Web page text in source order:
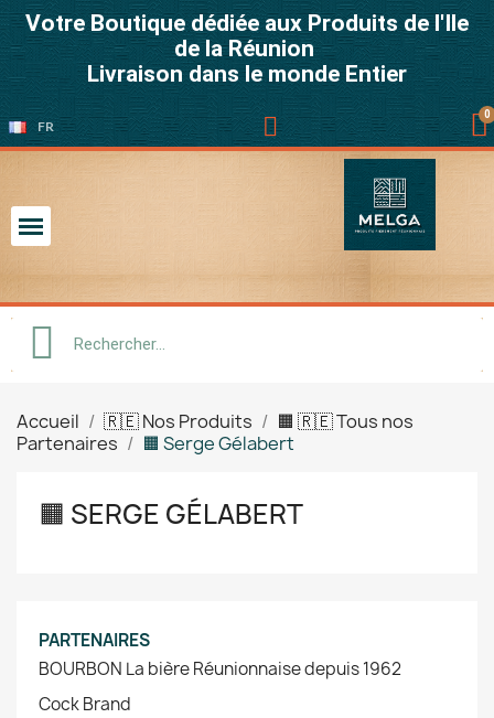
Votre Boutique dédiée aux Produits de l'Ile
de la Réunion
Livraison dans le monde Entier
FR
Accueil 🇷🇪 Nos Produits
🟧 🇷🇪 Tous nos
Partenaires
🟧 Serge Gélabert
🟧 SERGE GÉLABERT
PARTENAIRES
BOURBON La bière Réunionnaise depuis 1962
Cock Brand